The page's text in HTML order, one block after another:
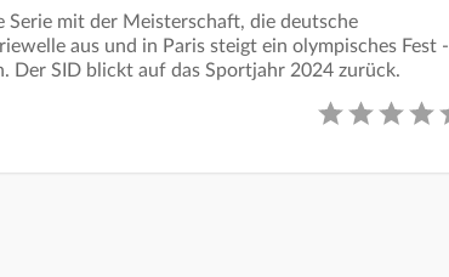
Serie mit der Meisterschaft, die deutsche
aus und in Paris steigt ein olympisches Fest -
Der SID blickt auf das Sportjahr 2024 zurück.